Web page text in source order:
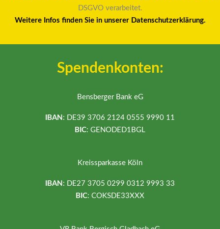
DSGVO verarbeitet.
Weitere Infos finden Sie in unserer Datenschutzerklärung.
Spendenkonten:
Bensberger Bank eG
IBAN : DE39 3706 2124 0555 9990 11
BIC: GENODED1BGL
Kreissparkasse Köln
IBAN : DE27 3705 0299 0312 9993 33
BIC: COKSDE33XXX